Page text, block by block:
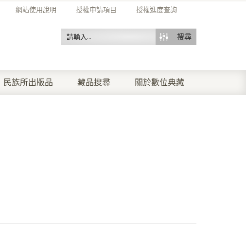
網站使用說明 授權申請項目 授權進度查詢
搜尋
民族所出版品 藏品搜尋 關於數位典藏